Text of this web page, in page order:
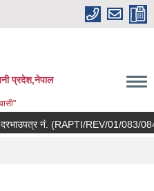
प्रदेश,नेपाल
नं. (RAPTI/REV/01/083/